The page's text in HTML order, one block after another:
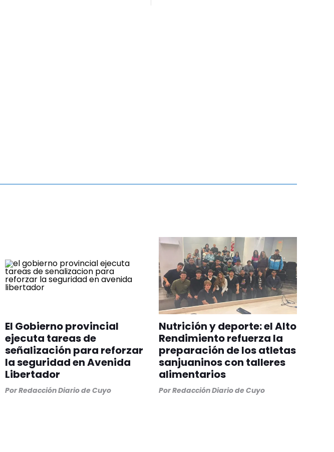
El Gobierno provincial
ejecuta tareas de
señalización para reforzar
la seguridad en Avenida
Libertador
PorRedacción Diario de Cuyo
Nutrición y deporte: el Alto
Rendimiento refuerza la
preparación de los atletas
sanjuaninos con talleres
alimentarios
PorRedacción Diario de Cuyo